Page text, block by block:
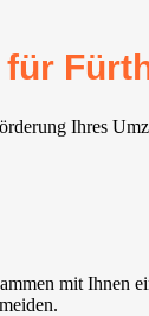
Ihres
mit Ihnen